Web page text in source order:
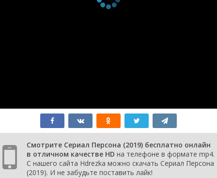
Смотрите Сериал Персона (2019) бесплатно онлайн
в отличном качестве HD на телефоне в формате mp4.
С нашего сайта Hdrezka можно скачать Сериал Персона
(2019). И не забудьте поставить лайк!